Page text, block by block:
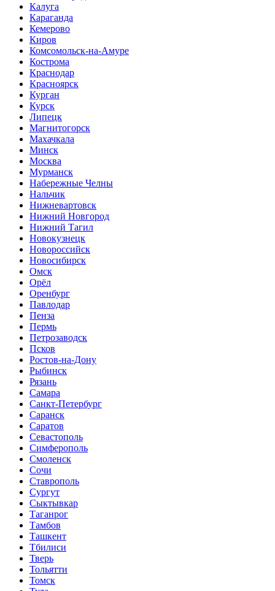
Калуга
Караганда
Кемерово
Киров
Комсомольск-на-Амуре
Кострома
Краснодар
Красноярск
Курган
Курск
Липецк
Магнитогорск
Махачкала
Минск
Москва
Мурманск
Набережные Челны
Нальчик
Нижневартовск
Нижний Новгород
Нижний Тагил
Новокузнецк
Новороссийск
Новосибирск
Омск
Орёл
Оренбург
Павлодар
Пенза
Пермь
Петрозаводск
Псков
Ростов-на-Дону
Рыбинск
Рязань
Самара
Санкт-Петербург
Саранск
Саратов
Севастополь
Симферополь
Смоленск
Сочи
Ставрополь
Сургут
Сыктывкар
Таганрог
Тамбов
Ташкент
Тбилиси
Тверь
Тольятти
Томск